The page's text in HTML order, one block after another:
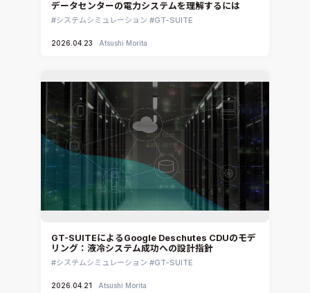
データセンターの電力システムを理解するには
システムシミュレーション GT-SUITE
2026.04.23 Atsushi Morita
GT-SUITEによるGoogle Deschutes CDUのモデ
リング：液冷システム成功への設計指針
システムシミュレーション GT-SUITE
2026.04.21 Atsushi Morita